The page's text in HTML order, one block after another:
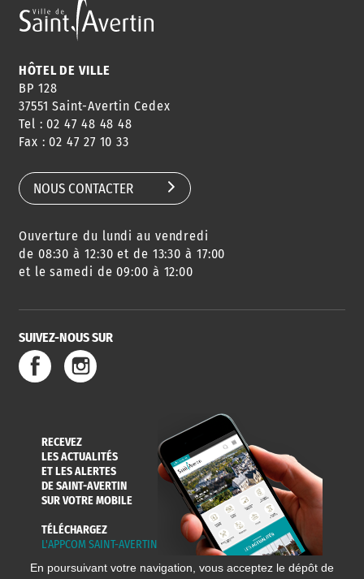
ANNUAIRE
HORAIRES
CONSEILS
DE QUARTIER
AGENDA
DES SORTIES
URBANISME
SERVICE
DE L'EAU
HÔTEL DE VILLE
BP 128
37551 Saint-Avertin Cedex
Tel : 02 47 48 48 48
Fax : 02 47 27 10 33
NOUS CONTACTER
Ouverture du lundi au vendredi
de 08:30 à 12:30 et de 13:30 à 17:00
et le samedi de 09:00 à 12:00
SUIVEZ-NOUS SUR
RECEVEZ
LES ACTUALITÉS
ET LES ALERTES
DE SAINT-AVERTIN
SUR VOTRE MOBILE
TÉLÉCHARGEZ
L'APPCOM SAINT-AVERTIN
En poursuivant votre navigation, vous acceptez le dépôt de